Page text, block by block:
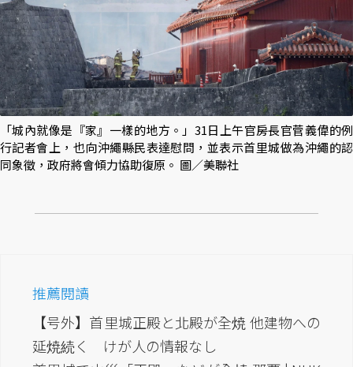
「城內就像是『家』一樣的地方。」31日上午官房長官菅義偉的例
行記者會上，也向沖繩縣民表達慰問，並表示首里城做為沖繩的認
同象徵，政府將會傾力協助復原。 圖／美聯社
推薦閱讀
【号外】首里城正殿と北殿が全焼 他建物への
延焼続く けが人の情報なし